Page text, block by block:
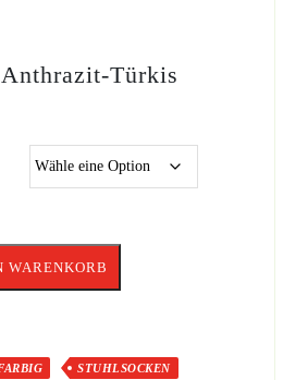
Türkis
WARENKORB
STUHLSOCKEN